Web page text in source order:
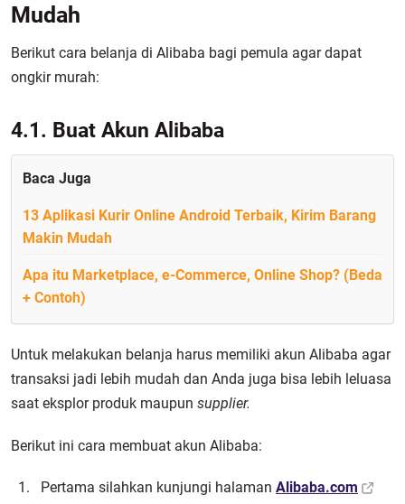
Mudah
Berikut cara belanja di Alibaba bagi pemula agar dapat
ongkir murah:
4.1. Buat Akun Alibaba
Baca Juga
13 Aplikasi Kurir Online Android Terbaik, Kirim Barang
Makin Mudah
Apa itu Marketplace, e-Commerce, Online Shop? (Beda
+ Contoh)
Untuk melakukan belanja harus memiliki akun Alibaba agar
transaksi jadi lebih mudah dan Anda juga bisa lebih leluasa
saat eksplor produk maupun supplier.
Berikut ini cara membuat akun Alibaba:
Pertama silahkan kunjungi halaman Alibaba.com